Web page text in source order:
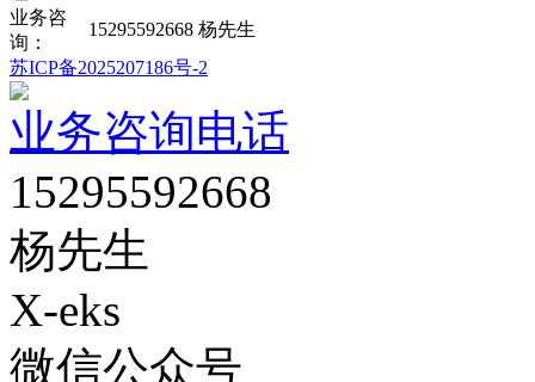
业务咨
询：
15295592668 杨先生
苏ICP备2025207186号-2
业务咨询电话
15295592668
杨先生
X-eks
微信公众号